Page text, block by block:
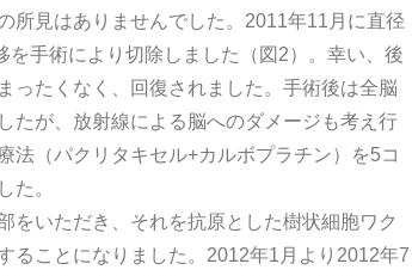
所見はありませんでした。2011年11月に直径
を手術により切除しました（図2）。幸い、後
ったくなく、回復されました。手術後は全脳
たが、放射線による脳へのダメージも考え行
法（パクリタキセル+カルボプラチン）を5コ
た。
をいただき、それを抗原とした樹状細胞ワク
ることになりました。2012年1月より2012年7